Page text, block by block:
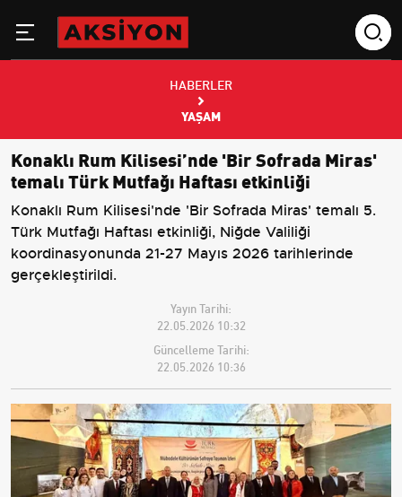
HABERLER
YAŞAM
Konaklı Rum Kilisesi’nde 'Bir Sofrada Miras'
temalı Türk Mutfağı Haftası etkinliği
Konaklı Rum Kilisesi'nde 'Bir Sofrada Miras' temalı 5.
Türk Mutfağı Haftası etkinliği, Niğde Valiliği
koordinasyonunda 21-27 Mayıs 2026 tarihlerinde
gerçekleştirildi.
Yayın Tarihi:
22.05.2026 10:32
Güncelleme Tarihi:
22.05.2026 10:36